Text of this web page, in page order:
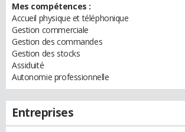
Mes compétences :
Accueil physique et téléphonique
Gestion commerciale
Gestion des commandes
Gestion des stocks
Assiduité
Autonomie professionnelle
Entreprises